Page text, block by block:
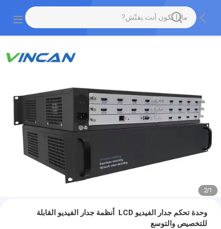
1
/
2
وحدة تحكم جدار الفيديو LCD ‬ أنظمة جدار الفيديو القابلة
للتخصيص والتوسع